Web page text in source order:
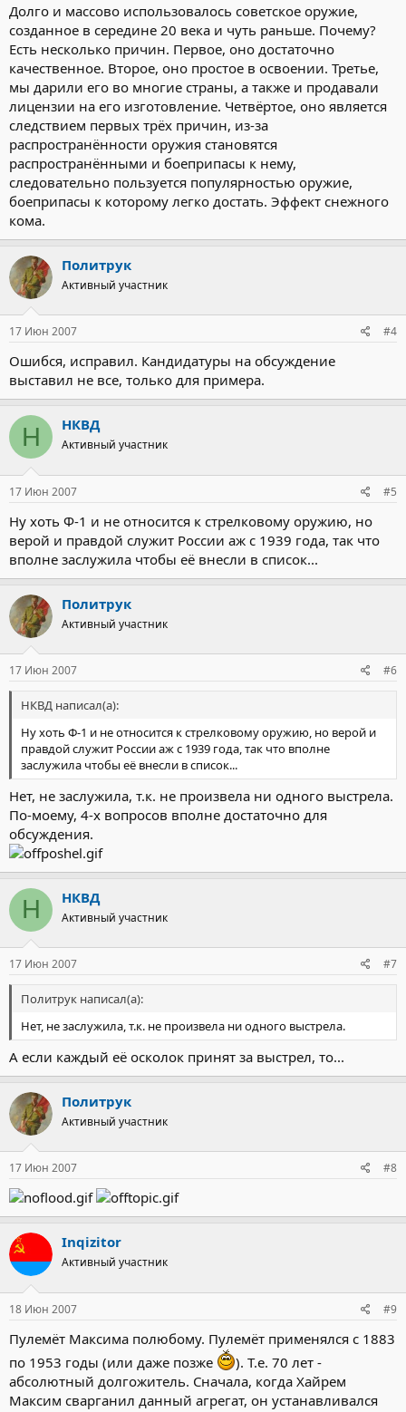
Долго и массово использовалось советское оружие,
созданное в середине 20 века и чуть раньше. Почему?
Есть несколько причин. Первое, оно достаточно
качественное. Второе, оно простое в освоении. Третье,
мы дарили его во многие страны, а также и продавали
лицензии на его изготовление. Четвёртое, оно является
следствием первых трёх причин, из-за
распространённости оружия становятся
распространёнными и боеприпасы к нему,
следовательно пользуется популярностью оружие,
боеприпасы к которому легко достать. Эффект снежного
кома.
Политрук
Активный участник
17 Июн 2007 #4
Ошибся, исправил. Кандидатуры на обсуждение
выставил не все, только для примера.
Н НКВД
Активный участник
17 Июн 2007 #5
Ну хоть Ф-1 и не относится к стрелковому оружию, но
верой и правдой служит России аж с 1939 года, так что
вполне заслужила чтобы её внесли в список...
Политрук
Активный участник
17 Июн 2007 #6
НКВД написал(а):
Ну хоть Ф-1 и не относится к стрелковому оружию, но верой и
правдой служит России аж с 1939 года, так что вполне
заслужила чтобы её внесли в список...
Нет, не заслужила, т.к. не произвела ни одного выстрела.
По-моему, 4-х вопросов вполне достаточно для
обсуждения.
Н НКВД
Активный участник
17 Июн 2007 #7
Политрук написал(а):
Нет, не заслужила, т.к. не произвела ни одного выстрела.
А если каждый её осколок принят за выстрел, то...
Политрук
Активный участник
17 Июн 2007 #8
Inqizitor
Активный участник
18 Июн 2007 #9
Пулемёт Максима полюбому. Пулемёт применялся с 1883
по 1953 годы (или даже позже
). Т.е. 70 лет -
абсолютный долгожитель. Сначала, когда Хайрем
Максим сварганил данный агрегат, он устанавливался